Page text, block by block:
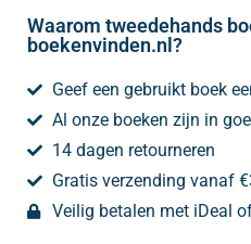
Waarom tweedehands
boekenvinden.nl?
Geef een gebruikt boek
Al onze boeken zijn in
14 dagen retourneren
Gratis verzending vanaf
Veilig betalen met iDeal